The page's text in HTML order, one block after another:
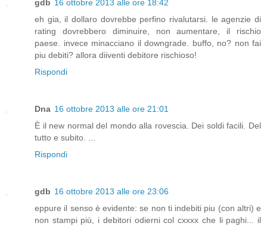
gdb 16 ottobre 2013 alle ore 18:42
eh gia, il dollaro dovrebbe perfino rivalutarsi. le agenzie di
rating dovrebbero diminuire, non aumentare, il rischio
paese. invece minacciano il downgrade. buffo, no? non fai
piu debiti? allora diiventi debitore rischioso!
Rispondi
Dna 16 ottobre 2013 alle ore 21:01
È il new normal del mondo alla rovescia. Dei soldi facili. Del
tutto e subito. ...
Rispondi
gdb 16 ottobre 2013 alle ore 23:06
eppure il senso è evidente: se non ti indebiti piu (con altri) e
non stampi più, i debitori odierni col cxxxx che li paghi... il